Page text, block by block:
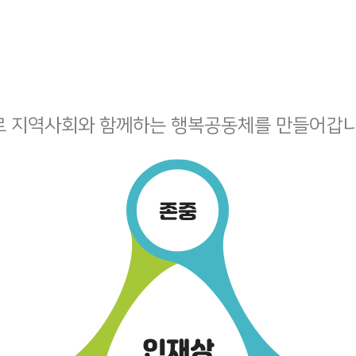
지역사회와 함께하는 행복공동체를 만들어갑